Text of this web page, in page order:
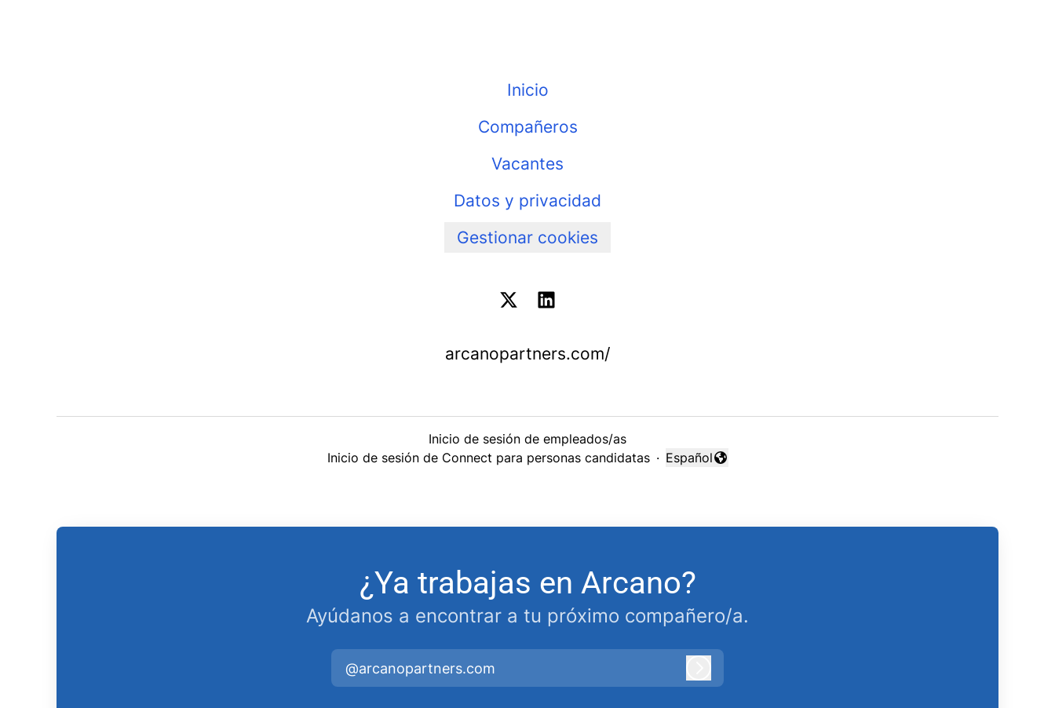
Inicio
Compañeros
Vacantes
Datos y privacidad
Gestionar cookies
arcanopartners.com/
Inicio de sesión de empleados/as
Inicio de sesión de Connect para personas candidatas ·
Cambiar idioma
Español
¿Ya trabajas en Arcano?
Ayúdanos a encontrar a tu próximo compañero/a.
@arcanopartners.com